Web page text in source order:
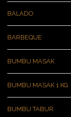
BALADO
BARBEQUE
BUMBU MASAK
BUMBU MASAK 1 KG
BUMBU TABUR